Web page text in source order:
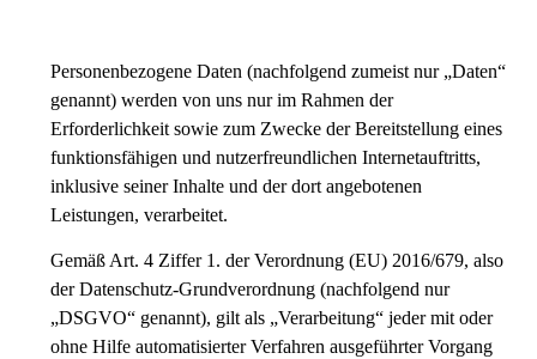
Personenbezogene Daten (nachfolgend zumeist nur „Daten“
genannt) werden von uns nur im Rahmen der
Erforderlichkeit sowie zum Zwecke der Bereitstellung eines
funktionsfähigen und nutzerfreundlichen Internetauftritts,
inklusive seiner Inhalte und der dort angebotenen
Leistungen, verarbeitet.
Gemäß Art. 4 Ziffer 1. der Verordnung (EU) 2016/679, also
der Datenschutz-Grundverordnung (nachfolgend nur
„DSGVO“ genannt), gilt als „Verarbeitung“ jeder mit oder
ohne Hilfe automatisierter Verfahren ausgeführter Vorgang